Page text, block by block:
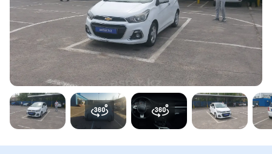
Предоставим подробную информацию об автомобиле:
техническое состояние, пробег, история осмотров,
юридическая проверка по базам РК и РФ
Купить отчёт за 1000₸